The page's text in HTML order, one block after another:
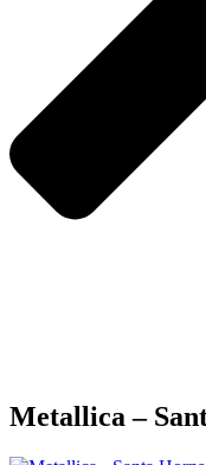
Metallica –